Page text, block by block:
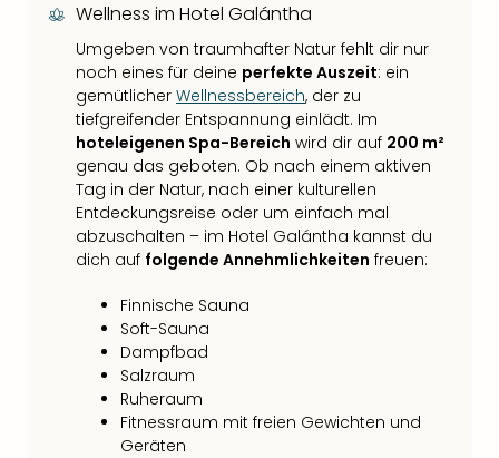
Wellness im Hotel Galántha
Umgeben von traumhafter Natur fehlt dir nur
noch eines für deine perfekte Auszeit: ein
gemütlicher Wellnessbereich, der zu
tiefgreifender Entspannung einlädt. Im
hoteleigenen Spa-Bereich wird dir auf 200 m²
genau das geboten. Ob nach einem aktiven
Tag in der Natur, nach einer kulturellen
Entdeckungsreise oder um einfach mal
abzuschalten – im Hotel Galántha kannst du
dich auf folgende Annehmlichkeiten freuen:
Finnische Sauna
Soft-Sauna
Dampfbad
Salzraum
Ruheraum
Fitnessraum mit freien Gewichten und
Geräten